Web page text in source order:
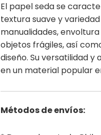
El papel seda se
textura suave y
manualidades,
objetos frágiles, así
diseño. Su versatilidad
en un material popular
Métodos de envíos: